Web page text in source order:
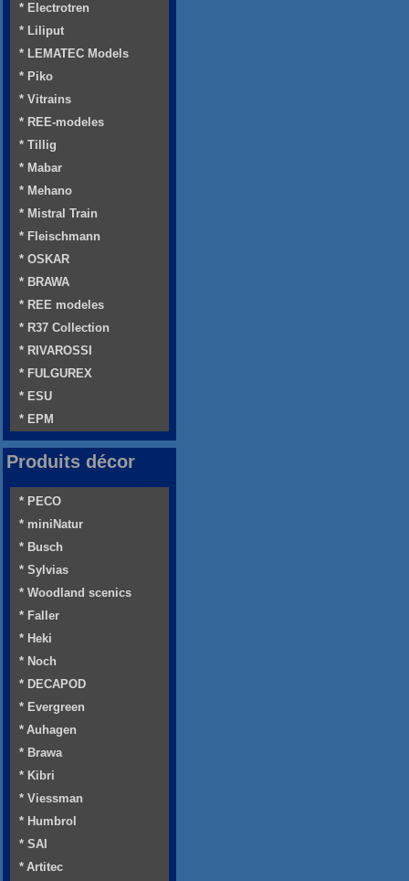
* Electrotren
* Liliput
* LEMATEC Models
* Piko
* Vitrains
* REE-modeles
* Tillig
* Mabar
* Mehano
* Mistral Train
* Fleischmann
* OSKAR
* BRAWA
* REE modeles
* R37 Collection
* RIVAROSSI
* FULGUREX
* ESU
* EPM
Produits décor
* PECO
* miniNatur
* Busch
* Sylvias
* Woodland scenics
* Faller
* Heki
* Noch
* DECAPOD
* Evergreen
* Auhagen
* Brawa
* Kibri
* Viessman
* Humbrol
* SAI
* Artitec